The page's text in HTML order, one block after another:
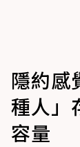
隱約感
種人」
容量